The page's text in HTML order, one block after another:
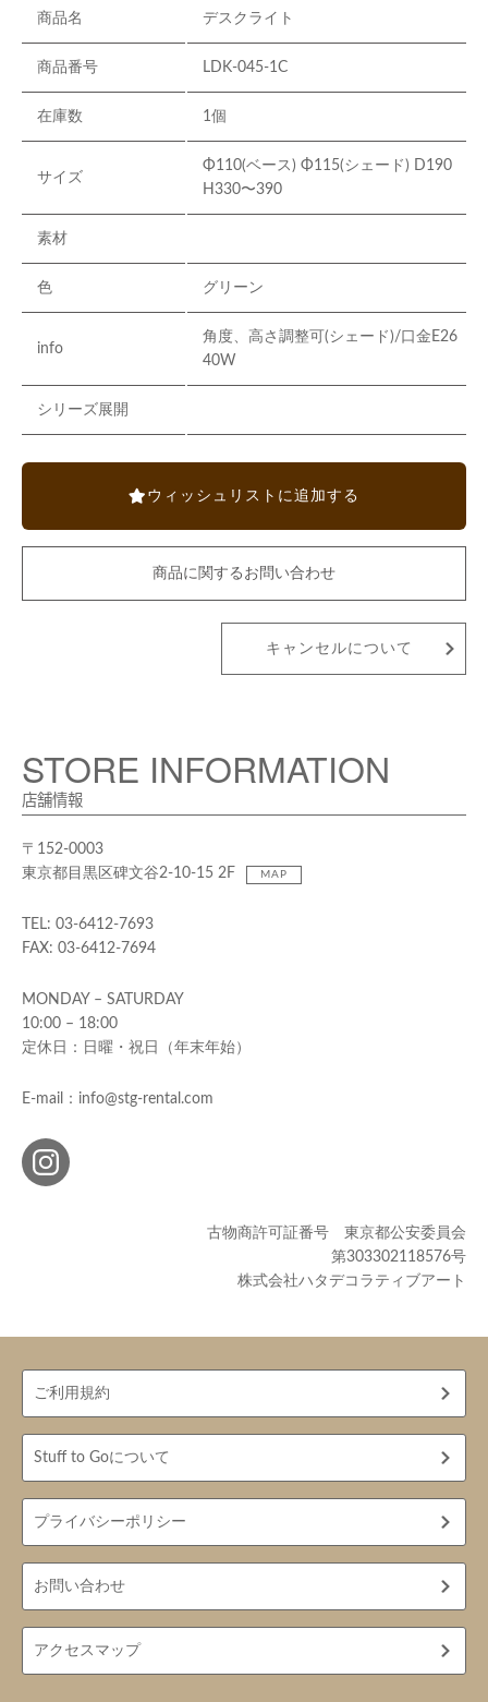
商品名 デスクライト
商品番号 LDK-045-1C
在庫数 1個
サイズ
Φ110(ベース) Φ115(シェード) D190
H330〜390
素材
色 グリーン
info
角度、高さ調整可(シェード)/口金E26
40W
シリーズ展開
ウィッシュリストに追加する
商品に関するお問い合わせ
キャンセルについて
STORE INFORMATION
店舗情報
〒152-0003
東京都目黒区碑文谷2-10-15 2F
MAP
TEL: 03-6412-7693
FAX: 03-6412-7694
MONDAY – SATURDAY
10:00 – 18:00
定休日：日曜・祝日（年末年始）
E-mail：info@stg-rental.com
古物商許可証番号 東京都公安委員会
第303302118576号
株式会社ハタデコラティブアート
ご利用規約
Stuff to Goについて
プライバシーポリシー
お問い合わせ
アクセスマップ